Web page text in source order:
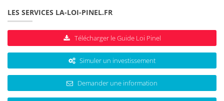
LES SERVICES LA-LOI-PINEL.FR
Télécharger le Guide Loi Pinel
Simuler un investissement
Demander une information